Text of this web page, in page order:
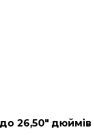
26,50" дюймів